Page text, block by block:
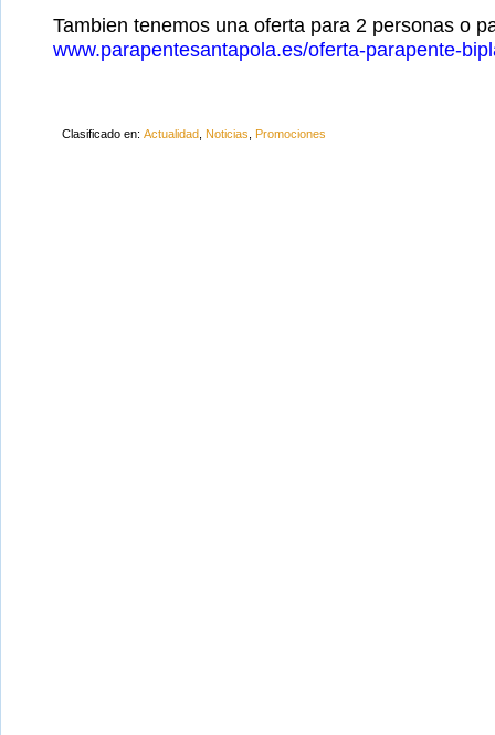
Tambien tenemos una oferta para 2 personas o
www.parapentesantapola.es/oferta-parapente-
Clasificado en: Actualidad Noticias Promociones